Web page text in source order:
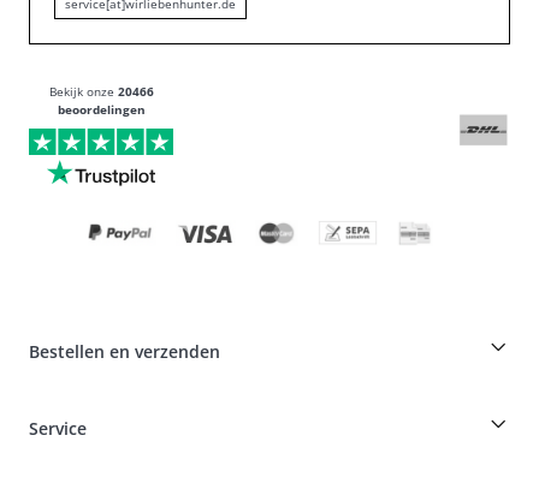
Bekijk onze 20466
beoordelingen
Bestellen en verzenden
Specials voor hondenprofessionals
Service